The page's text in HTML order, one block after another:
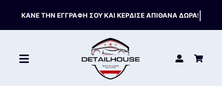
content
Toggle